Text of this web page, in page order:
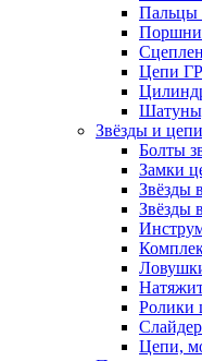
Пальцы
Поршни
Цепи
Звёзды и цепи
Болты
Замки
Звёзды
Звёзды
Ролики
Цепи,